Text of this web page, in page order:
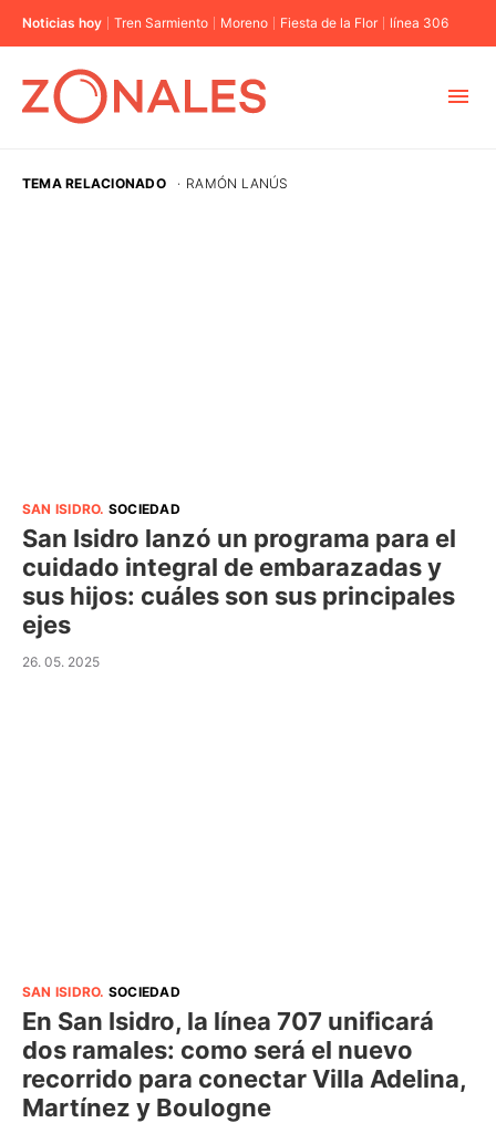
Noticias hoy Tren Sarmiento Moreno Fiesta de la Flor línea 306
TEMA RELACIONADO · RAMÓN LANÚS
SAN ISIDRO. SOCIEDAD
San Isidro lanzó un programa para el
cuidado integral de embarazadas y
sus hijos: cuáles son sus principales
ejes
26. 05. 2025
SAN ISIDRO. SOCIEDAD
En San Isidro, la línea 707 unificará
dos ramales: como será el nuevo
recorrido para conectar Villa Adelina,
Martínez y Boulogne